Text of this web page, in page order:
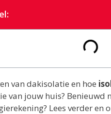
van dakisolatie en hoe
van jouw huis?
Lees verder